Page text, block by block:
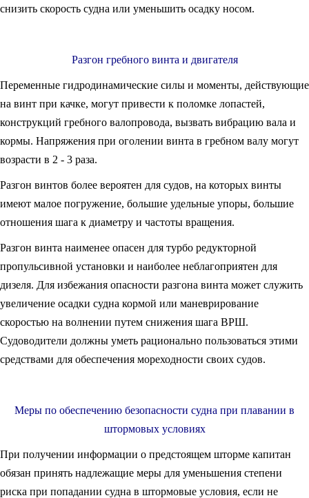
снизить скорость судна или уменьшить осадку носом.
Разгон гребного винта и двигателя
Переменные гидродинамические силы и моменты, действующие
на винт при качке, могут привести к поломке лопастей,
конструкций гребного валопровода, вызвать вибрацию вала и
кормы. Напряжения при оголении винта в гребном валу могут
возрасти в 2 - 3 раза.
Разгон винтов более вероятен для судов, на которых винты
имеют малое погружение, большие удельные упоры, большие
отношения шага к диаметру и частоты вращения.
Разгон винта наименее опасен для турбо редукторной
пропульсивной установки и наиболее неблагоприятен для
дизеля. Для избежания опасности разгона винта может служить
увеличение осадки судна кормой или маневрирование
скоростью на волнении путем снижения шага ВРШ.
Судоводители должны уметь рационально пользоваться этими
средствами для обеспечения мореходности своих судов.
Меры по обеспечению безопасности судна при плавании в
штормовых условиях
При получении информации о предстоящем шторме капитан
обязан принять надлежащие меры для уменьшения степени
риска при попадании судна в штормовые условия, если не